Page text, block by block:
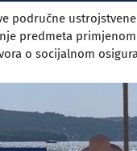
područne
predmeta
o socijalnom